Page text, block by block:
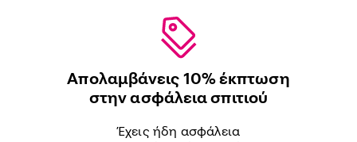
Απολαμβάνεις 10% έκπτωση
στην ασφάλεια σπιτιού
Έχεις ήδη ασφάλεια